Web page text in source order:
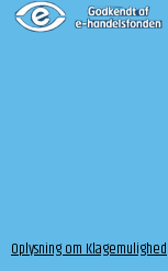
Oplysning om Klagemulighed